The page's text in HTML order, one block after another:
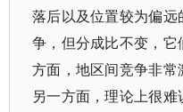
落后以及位置较为偏
争，但分成比不变，
方面，地区间竞争非
另一方面，理论上很